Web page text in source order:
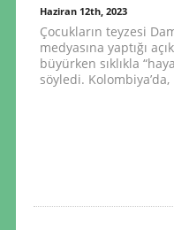
Haziran 12th, 2023
Çocukların teyzesi
medyasına yaptığı
büyürken sıklıkla
söyledi. Kolombiya’da,